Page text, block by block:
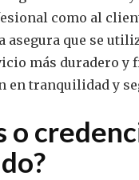
como al
que se
más duradero y
tranquilidad y
o